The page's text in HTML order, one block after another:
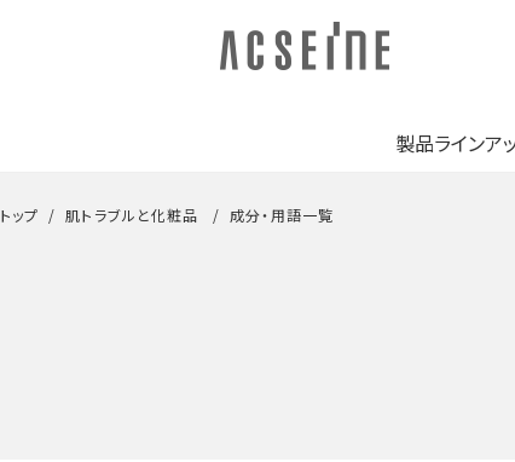
製品ラインア
トップ 肌トラブルと化粧品 成分・用語一覧